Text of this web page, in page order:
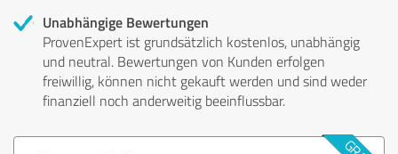
Unabhängige Bewertungen
ProvenExpert ist grundsätzlich kostenlos, unabhängig
und neutral. Bewertungen von Kunden erfolgen
freiwillig, können nicht gekauft werden und sind weder
finanziell noch anderweitig beeinflussbar.